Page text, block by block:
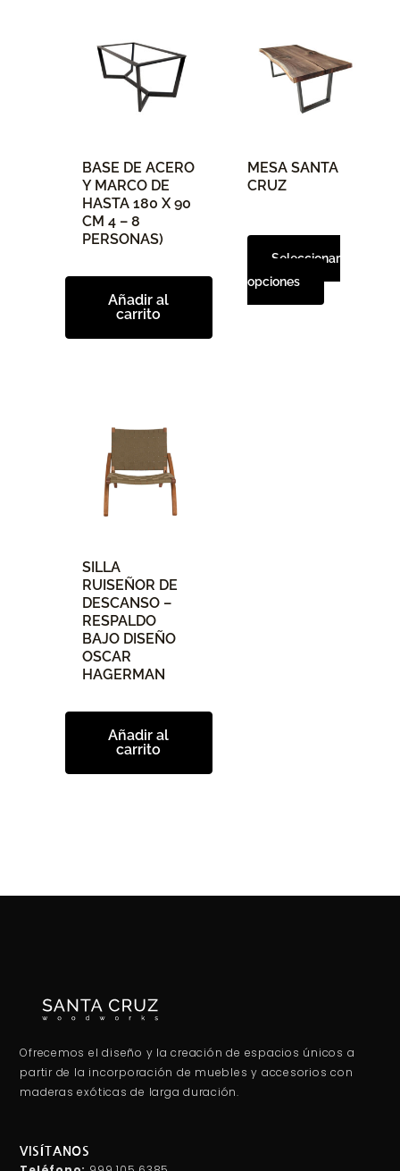
BASE DE ACERO
Y MARCO DE
HASTA 180 X 90
CM 4 – 8
PERSONAS)
Añadir al
carrito
MESA SANTA
CRUZ
Seleccionar
opciones
tiene
múltiples
variantes.
se
la
SILLA
RUISEÑOR DE
DESCANSO –
RESPALDO
BAJO DISEÑO
OSCAR
HAGERMAN
Añadir al
carrito
Ofrecemos el diseño y la creación de espacios únicos a
partir de la incorporación de muebles y accesorios con
maderas exóticas de larga duración.
VISÍTANOS